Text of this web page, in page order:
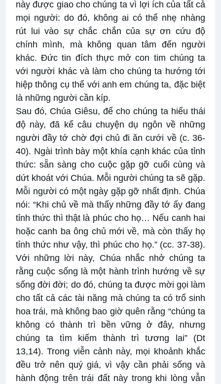
này được giao cho chúng ta vì lợi ích của tất cả
mọi người: do đó, không ai có thể nhẹ nhàng
rút lui vào sự chắc chắn của sự ơn cứu độ
chính mình, mà không quan tâm đến người
khác. Đức tin đích thực mở con tim chúng ta
với người khác và làm cho chúng ta hướng tới
hiệp thông cụ thể với anh em chúng ta, đặc biệt
là những người cần kíp.
Sau đó, Chúa Giêsu, để cho chúng ta hiểu thái
độ này, đã kể câu chuyện dụ ngôn về những
người đầy tớ chờ đợi chủ đi ăn cưới về (c. 36-
40). Ngài trình bày một khía cạnh khác của tỉnh
thức: sẵn sàng cho cuộc gặp gỡ cuối cùng và
dứt khoát với Chúa. Mỗi người chúng ta sẽ gặp.
Mỗi người có một ngày gặp gỡ nhất định. Chúa
nói: “Khi chủ về mà thấy những đầy tớ ấy đang
tỉnh thức thì thật là phúc cho họ… Nếu canh hai
hoặc canh ba ông chủ mới về, mà còn thấy họ
tỉnh thức như vậy, thì phúc cho họ.” (cc. 37-38).
Với những lời này, Chúa nhắc nhở chúng ta
rằng cuộc sống là một hành trình hướng về sự
sống đời đời; do đó, chúng ta được mời gọi làm
cho tất cả các tài năng mà chúng ta có trổ sinh
hoa trái, mà không bao giờ quên rằng “chúng ta
không có thành trì bền vững ở đây, nhưng
chúng ta tìm kiếm thành trì tương lai” (Dt
13,14). Trong viễn cảnh này, mọi khoảnh khắc
đều trở nên quý giá, vì vậy cần phải sống và
hành động trên trái đất này trong khi lòng vẫn